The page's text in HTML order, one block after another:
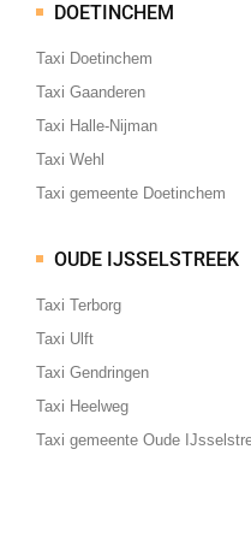
e
b
o
o
k
-
r
a
DOETINCHEM
Taxi Doetinchem
Taxi Gaanderen
Taxi Halle-Nijman
Taxi Wehl
Taxi gemeente Doetinchem
OUDE IJSSELSTREEK
Taxi Terborg
Taxi Ulft
Taxi Gendringen
Taxi Heelweg
Taxi gemeente Oude